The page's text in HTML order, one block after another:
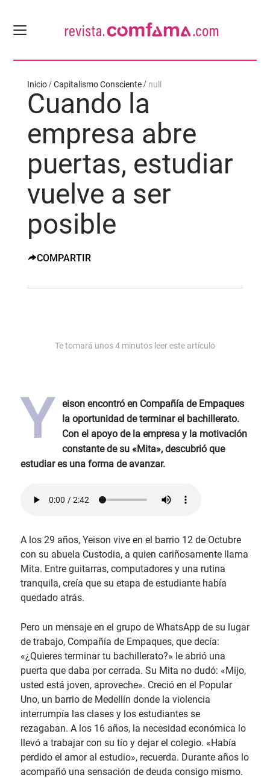
Inicio Capitalismo Consciente null
Cuando la
empresa abre
puertas, estudiar
vuelve a ser
posible
COMPARTIR
Te tomará unos4 minutos leer este artículo
Y
eison encontró en Compañía de Empaques
la oportunidad de terminar el bachillerato.
Con el apoyo de la empresa y la motivación
constante de su «Mita», descubrió que
estudiar es una forma de avanzar.
A los 29 años, Yeison vive en el barrio 12 de Octubre
con su abuela Custodia, a quien cariñosamente llama
Mita. Entre guitarras, computadores y una rutina
tranquila, creía que su etapa de estudiante había
quedado atrás.
Pero un mensaje en el grupo de WhatsApp de su lugar
de trabajo, Compañía de Empaques, que decía:
«¿Quieres terminar tu bachillerato?» le abrió una
puerta que daba por cerrada. Su Mita no dudó: «Mijo,
usted está joven, aproveche». Creció en el Popular
Uno, un barrio de Medellín donde la violencia
interrumpía las clases y los estudiantes se
rezagaban. A los 16 años, la necesidad económica lo
llevó a trabajar con su tío y dejar el colegio. «Había
perdido el amor al estudio», recuerda. Durante años lo
acompañó una sensación de deuda consigo mismo.